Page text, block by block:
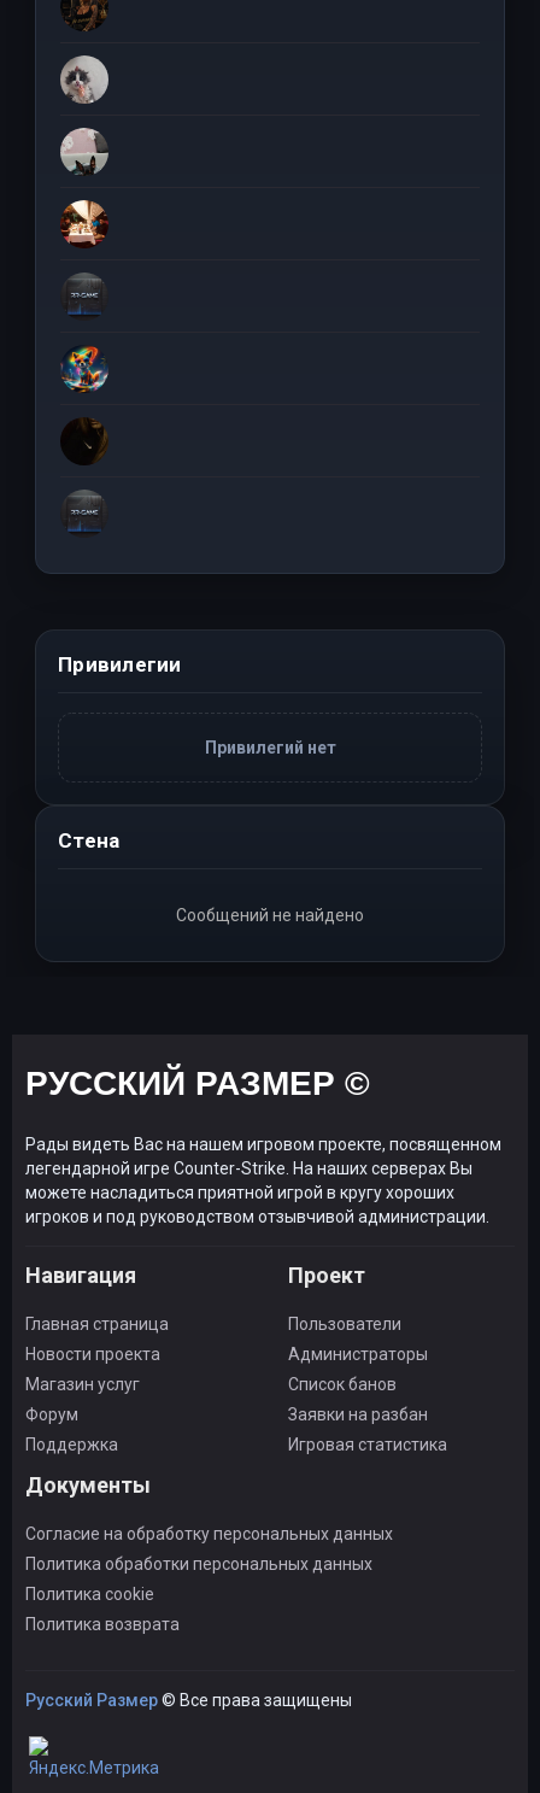
Привилегии
Привилегий нет
Стена
Сообщений не найдено
РУССКИЙ РАЗМЕР ©
Рады видеть Вас на нашем игровом проекте, посвященном
легендарной игре Counter-Strike. На наших серверах Вы
можете насладиться приятной игрой в кругу хороших
игроков и под руководством отзывчивой администрации.
Навигация
Главная страница
Новости проекта
Магазин услуг
Форум
Поддержка
Проект
Пользователи
Администраторы
Список банов
Заявки на разбан
Игровая статистика
Документы
Согласие на обработку персональных данных
Политика обработки персональных данных
Политика cookie
Политика возврата
Русский Размер© Все права защищены